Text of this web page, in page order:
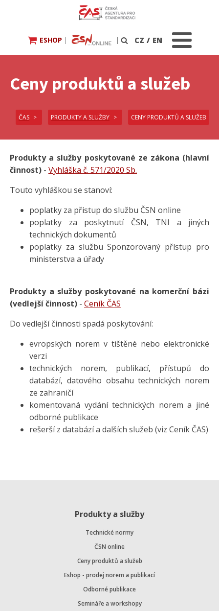
ESHOP | | Vyhledávání
CZ / EN
Ceny produktů a služeb
ČAS PRODUKTY A SLUŽBY CENY PRODUKTŮ A SLUŽEB
Produkty a služby poskytované ze zákona (hlavní
činnost) - Vyhláška č. 571/2020 Sb.
Touto vyhláškou se stanoví:
poplatky za přistup do službu ČSN online
poplatky za poskytnutí ČSN, TNI a jiných
technických dokumentů
poplatky za službu Sponzorovaný přístup pro
ministerstva a úřady
Produkty a služby poskytované na komerční bázi
(vedlejší činnost) - Ceník ČAS
Do vedlejší činnosti spadá poskytování:
evropských norem v tištěné nebo elektronické
verzi
technických norem, publikací, přístupů do
databází, datového obsahu technických norem
ze zahraničí
komentovaná vydání technických norem a jiné
odborné publikace
rešerší z databází a dalších služeb (viz Ceník ČAS)
Produkty a služby
Technické normy
ČSN online
Ceny produktů a služeb
Eshop - prodej norem a publikací
Odborné publikace
Semináře a workshopy